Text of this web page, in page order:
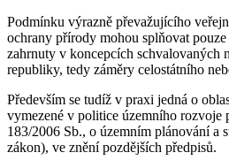
Podmínku výrazně převažujícího
ochrany přírody mohou splňovat
zahrnuty v koncepcích schvalovaných
republiky, tedy záměry celostátního
Především se tudíž v praxi jedná o
vymezené v politice územního rozvoje
183/2006 Sb., o územním plánování a
zákon), ve znění pozdějších předpisů.